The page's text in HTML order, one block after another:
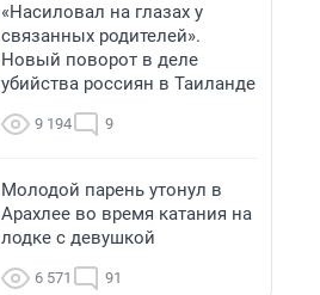
«Насиловал на глазах у
связанных родителей».
Новый поворот в деле
убийства россиян в Таиланде
9 194 9
Молодой парень утонул в
Арахлее во время катания на
лодке с девушкой
6 571 91